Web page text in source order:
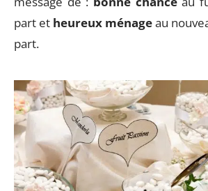
part et heureux ménageau
part.